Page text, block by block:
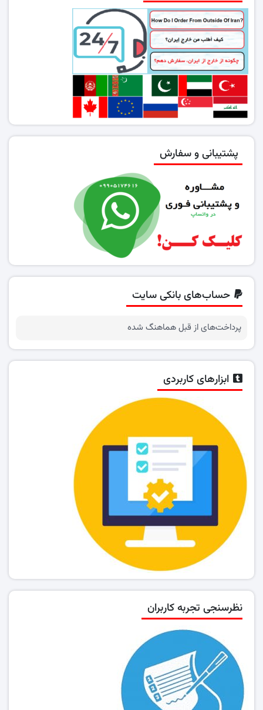
پشتیبانی و سفارش
حساب‌های بانکی سایت
پرداخت‌های از قبل هماهنگ شده
ابزارهای کاربردی
نظرسنجی تجربه کاربران